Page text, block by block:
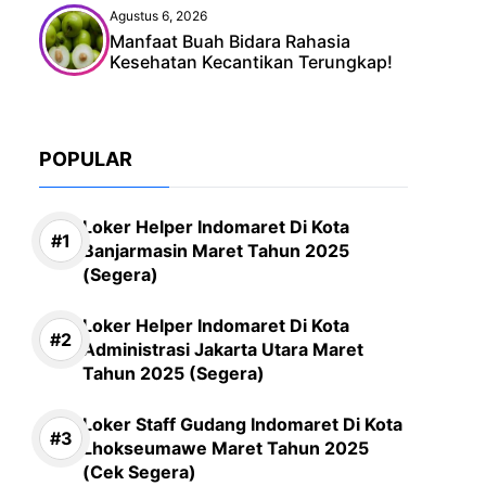
Agustus 6, 2026
Manfaat Buah Bidara Rahasia
Kesehatan Kecantikan Terungkap!
POPULAR
Loker Helper Indomaret Di Kota
Banjarmasin Maret Tahun 2025
(Segera)
Loker Helper Indomaret Di Kota
Administrasi Jakarta Utara Maret
Tahun 2025 (Segera)
Loker Staff Gudang Indomaret Di Kota
Lhokseumawe Maret Tahun 2025
(Cek Segera)